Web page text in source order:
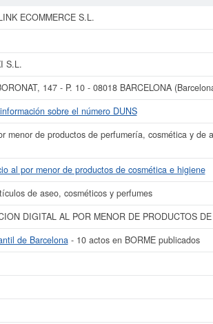
LINK ECOMMERCE S.L. puede
resultados de sus años de actividad, así como los
informe de empresa se ha realizado el 15/04/2026.
ECOMMERCE S.L.
S.L.
147 - P. 10 - 08018 BARCELONA
sobre el número DUNS
menor de productos de perfumería, cosmética y de
al por menor de productos de cosmética e higiene
de aseo, cosméticos y perfumes
DIGITAL AL POR MENOR DE PRODUCTOS
de Barcelona- 10 actos en BORME publicados